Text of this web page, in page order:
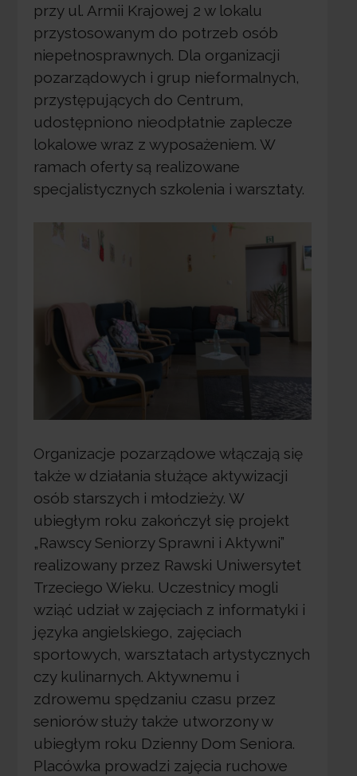
przy ul. Armii Krajowej 2 w lokalu
przystosowanym do potrzeb osób
niepełnosprawnych. Dla organizacji
pozarządowych i grup nieformalnych,
przystępujących do Centrum,
udostępniono nieodpłatnie zaplecze
lokalowe wraz z wyposażeniem. W
ramach oferty są realizowane
specjalistycznych szkolenia i warsztaty.
Organizacje pozarządowe włączają się
także w działania służące aktywizacji
osób starszych i młodzieży. W
ubiegłym roku zakończył się projekt
„Rawscy Seniorzy Sprawni i Aktywni”
realizowany przez Rawski Uniwersytet
Trzeciego Wieku. Uczestnicy mogli
wziąć udział w zajęciach z informatyki i
języka angielskiego, zajęciach
sportowych, warsztatach artystycznych
czy kulinarnych. Aktywnemu i
zdrowemu spędzaniu czasu przez
seniorów służy także utworzony w
ubiegłym roku Dzienny Dom Seniora.
Placówka prowadzi zajęcia ruchowe